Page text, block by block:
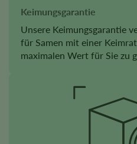
Keimungsgarantie
Unsere Keimungsgarantie
für Samen mit einer
maximalen Wert für Sie zu